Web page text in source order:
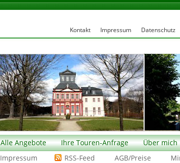
Alle Angebote Ihre Touren-Anfrage Über mich
Impressum RSS-Feed AGB/Preise
Kontakt Impressum Datenschutz